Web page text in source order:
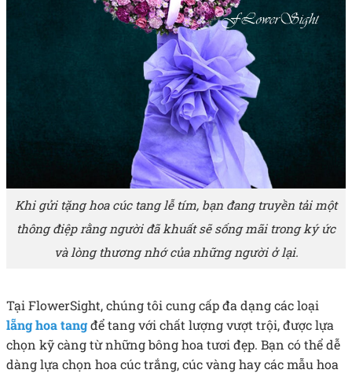
Khi gửi tặng hoa cúc tang lễ tím, bạn đang truyền tải một
thông điệp rằng người đã khuất sẽ sống mãi trong ký ức
và lòng thương nhớ của những người ở lại.
Tại FlowerSight, chúng tôi cung cấp đa dạng các loại
lẵng hoa tangđể tang với chất lượng vượt trội, được lựa
chọn kỹ càng từ những bông hoa tươi đẹp. Bạn có thể dễ
dàng lựa chọn hoa cúc trắng, cúc vàng hay các mẫu hoa